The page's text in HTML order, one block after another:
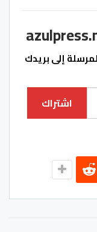
إلى بريدك
اشتراك